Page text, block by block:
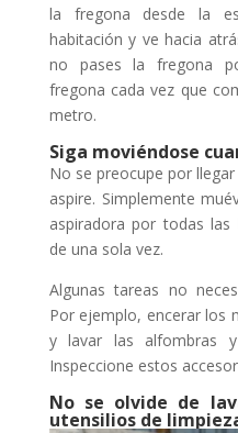
la fregona desde la
habitación y ve hacia
no pases la fregona
fregona cada vez que
metro.
Siga moviéndose
No se preocupe por
aspire. Simplemente
aspiradora por todas las
de una sola vez.
Algunas tareas no
Por ejemplo, encerar los
y lavar las alfombras
Inspeccione estos
No se olvide de
utensilios de